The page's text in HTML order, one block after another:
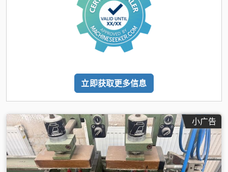
立即获取更多信息
小广告